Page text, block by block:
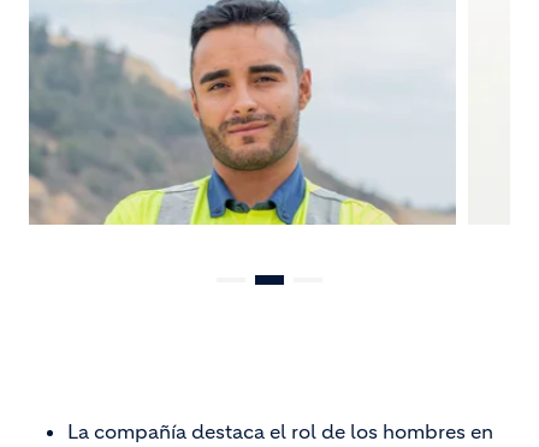
La compañía destaca el rol de los hombres en